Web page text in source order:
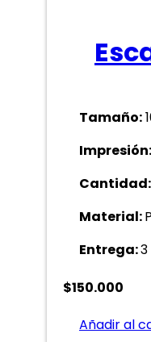
Tamaño:
Impresión:
Cantidad:
Material:
Entrega:
$150.000
Añadir al